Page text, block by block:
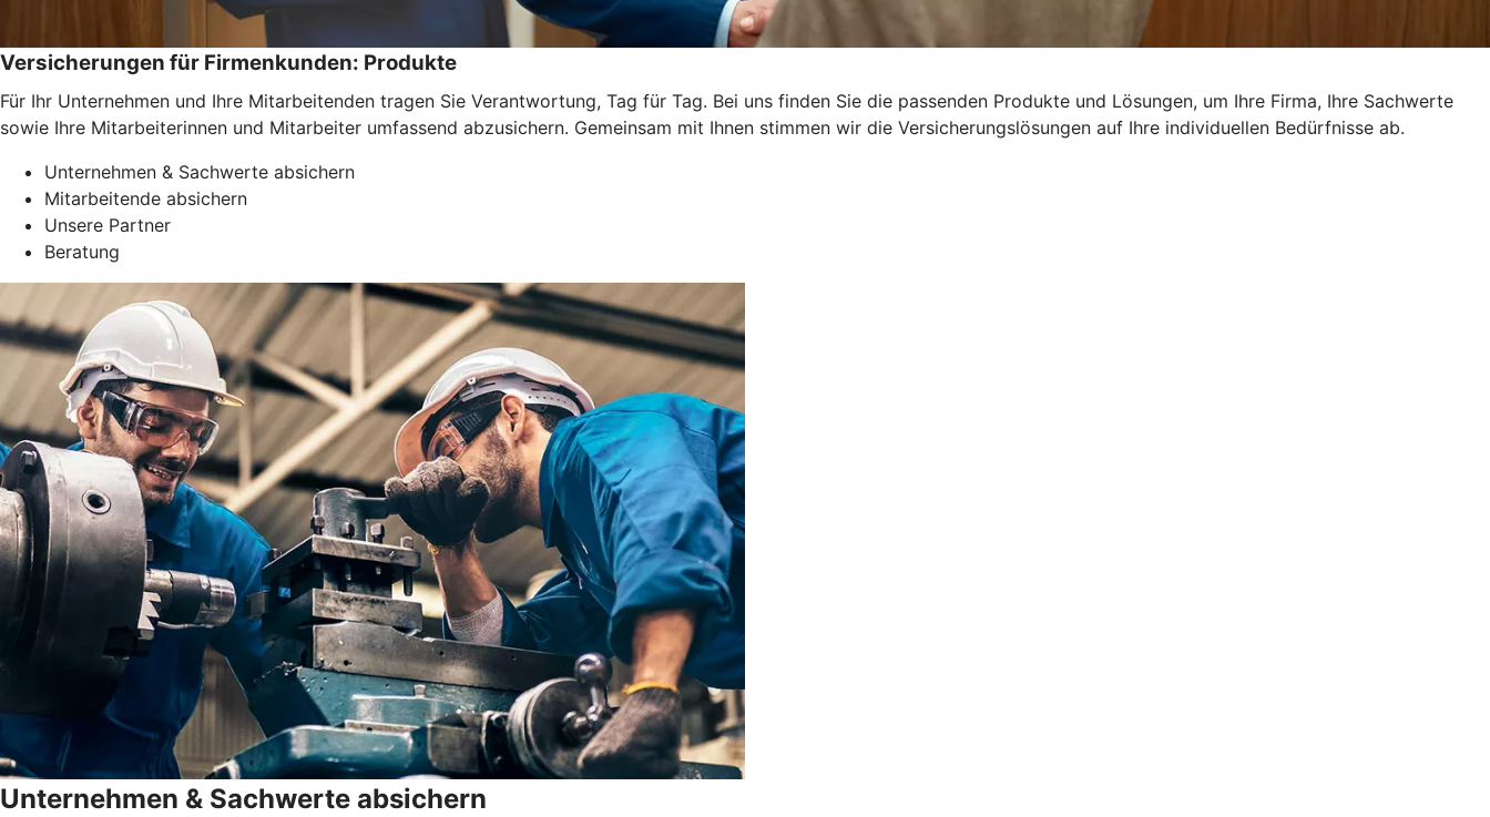
Versicherungen für Firmenkunden: Produkte
Für Ihr Unternehmen und Ihre Mitarbeitenden tragen Sie Verantwortung, Tag für Tag. Bei uns finden Sie die passenden Produkte und Lösungen, um Ihre Firma, Ihre Sachwerte
sowie Ihre Mitarbeiterinnen und Mitarbeiter umfassend abzusichern. Gemeinsam mit Ihnen stimmen wir die Versicherungslösungen auf Ihre individuellen Bedürfnisse ab.
Unternehmen & Sachwerte absichern
Mitarbeitende absichern
Unsere Partner
Beratung
Unternehmen & Sachwerte absichern